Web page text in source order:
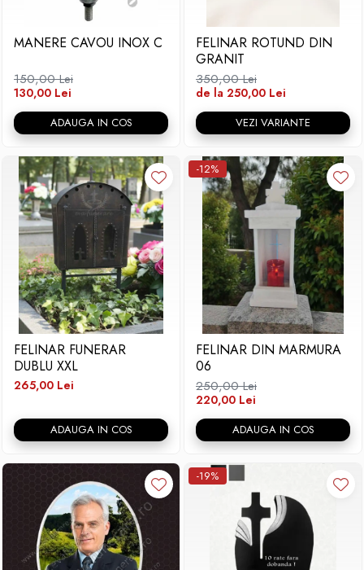
Placa memoriala
Placute ABS personalizate
marmura
MANERE CAVOU INOX C
150,00 Lei
130,00 Lei
ADAUGA IN COS
FELINAR ROTUND DIN
GRANIT
350,00 Lei
de la 250,00 Lei
VEZI VARIANTE
FELINAR FUNERAR
DUBLU XXL
265,00 Lei
ADAUGA IN COS
-12%
FELINAR DIN MARMURA
06
250,00 Lei
220,00 Lei
ADAUGA IN COS
-19%